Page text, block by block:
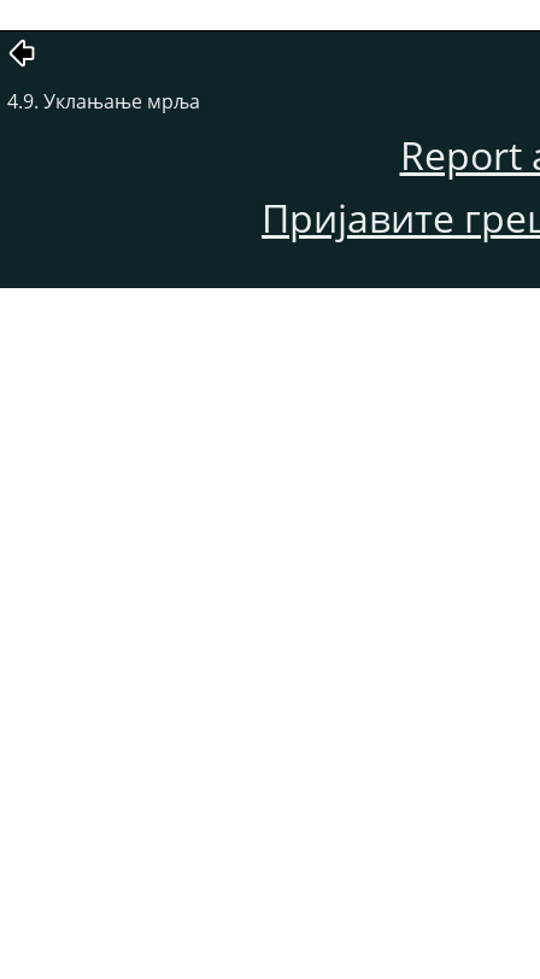
4.9. Уклањање мрља
Report
Пријавите